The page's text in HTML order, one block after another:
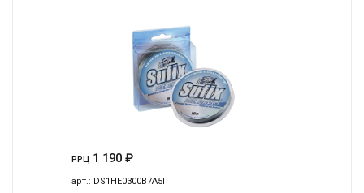
РРЦ 1 190 ₽
арт.: DS1HE0300B7A5I